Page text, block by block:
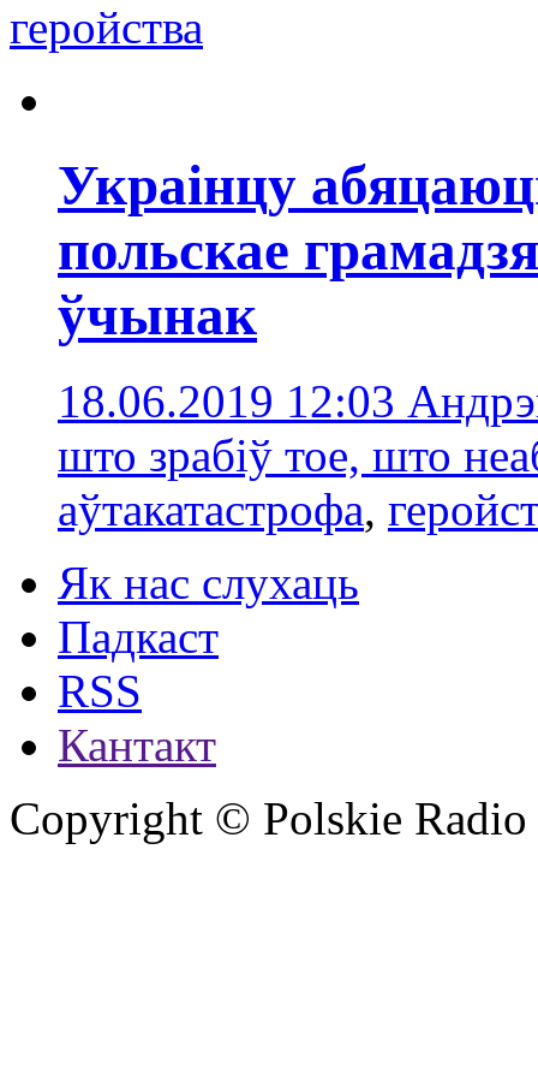
геройства
Украінцу
польскае
ўчынак
18.06.2019 12:03
што зрабіў тое, што
аўтакатастрофа,
Як нас слухаць
Падкаст
RSS
Кантакт
Copyright © Polskie